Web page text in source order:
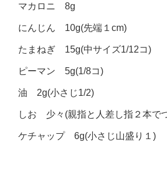
マカロニ 8g
にんじん 10g(先端１cm)
たまねぎ 15g(中サイズ1/12コ)
ピーマン 5g(1/8コ)
油 2g(小さじ1/2)
しお 少々(親指と人差し指２本で
ケチャップ 6g(小さじ山盛り１)